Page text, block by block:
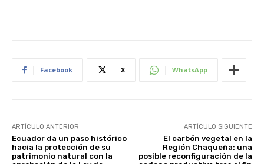
Facebook X WhatsApp
ARTÍCULO ANTERIOR
Ecuador da un paso histórico
hacia la protección de su
patrimonio natural con la
ARTÍCULO SIGUIENTE
El carbón vegetal en la
Región Chaqueña: una
posible reconfiguración de la